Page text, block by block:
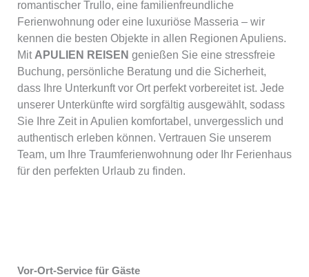
romantischer Trullo, eine familienfreundliche
Ferienwohnung oder eine luxuriöse Masseria – wir
kennen die besten Objekte in allen Regionen Apuliens.
Mit APULIEN REISEN genießen Sie eine stressfreie
Buchung, persönliche Beratung und die Sicherheit,
dass Ihre Unterkunft vor Ort perfekt vorbereitet ist. Jede
unserer Unterkünfte wird sorgfältig ausgewählt, sodass
Sie Ihre Zeit in Apulien komfortabel, unvergesslich und
authentisch erleben können. Vertrauen Sie unserem
Team, um Ihre Traumferienwohnung oder Ihr Ferienhaus
für den perfekten Urlaub zu finden.
Vor-Ort-Service für Gäste